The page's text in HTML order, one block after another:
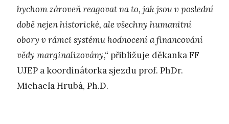
bychom zároveň reagovat na to, jak jsou v poslední
době nejen historické, ale všechny humanitní
obory v rámci systému hodnocení a financování
vědy marginalizovány,“ přibližuje děkanka FF
UJEP a koordinátorka sjezdu prof. PhDr.
Michaela Hrubá, Ph.D.